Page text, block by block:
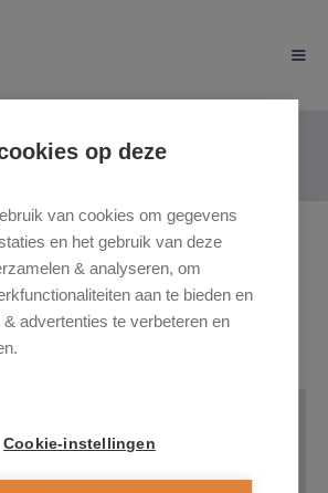
1, 3590
€ 220.000
op deze
van cookies om gegevens
en het gebruik van deze
& analyseren, om
aan te bieden en
advertenties te verbeteren en
Cookie-instellingen